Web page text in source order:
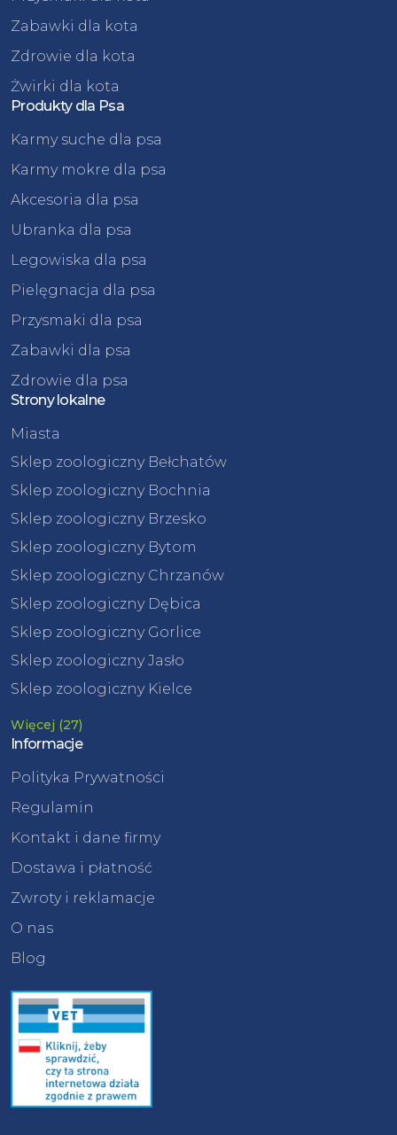
Zabawki dla kota
Zdrowie dla kota
Żwirki dla kota
Produkty dla Psa
Karmy suche dla psa
Karmy mokre dla psa
Akcesoria dla psa
Ubranka dla psa
Legowiska dla psa
Pielęgnacja dla psa
Przysmaki dla psa
Zabawki dla psa
Zdrowie dla psa
Strony lokalne
Miasta
Sklep zoologiczny Bełchatów
Sklep zoologiczny Bochnia
Sklep zoologiczny Brzesko
Sklep zoologiczny Bytom
Sklep zoologiczny Chrzanów
Sklep zoologiczny Dębica
Sklep zoologiczny Gorlice
Sklep zoologiczny Jasło
Sklep zoologiczny Kielce
Więcej (27)
Informacje
Polityka Prywatności
Regulamin
Kontakt i dane firmy
Dostawa i płatność
Zwroty i reklamacje
O nas
Blog